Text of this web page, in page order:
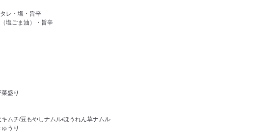
レ・塩・旨辛
塩ごま油）・旨辛
盛り
キムチ/豆もやしナムル/ほうれん草ナムル
うり